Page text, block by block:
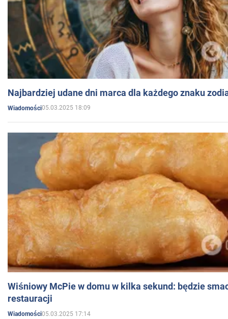
Najbardziej udane dni marca dla każdego znaku
Wiadomości05.03.2025 18:09
Wiśniowy McPie w domu w kilka sekund: będzie
restauracji
Wiadomości05.03.2025 17:14